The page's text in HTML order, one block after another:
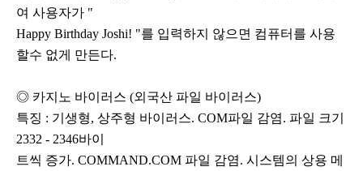
여 사용자가 "
Happy Birthday Joshi! "를 입력하지 않으면 컴퓨터를 사용
할수 없게 만든다.
◎ 카지노 바이러스 (외국산 파일 바이러스)
특징 : 기생형, 상주형 바이러스. COM파일 감염. 파일 크기
2332 - 2346바이
트씩 증가. COMMAND.COM 파일 감염. 시스템의 상용 메